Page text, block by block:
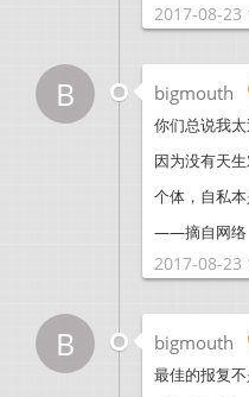
2017-08-23
B bigmouth
你们总说我
因为没有天
个体，自私本
——摘自网络
2017-08-23
B bigmouth
最佳的报复